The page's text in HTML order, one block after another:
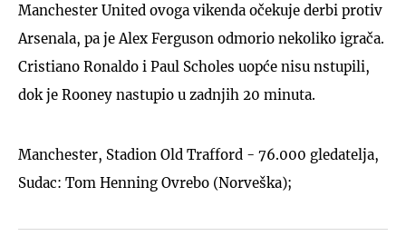
Manchester United ovoga vikenda očekuje derbi protiv
Arsenala, pa je Alex Ferguson odmorio nekoliko igrača.
Cristiano Ronaldo i Paul Scholes uopće nisu nstupili,
dok je Rooney nastupio u zadnjih 20 minuta.
Manchester, Stadion Old Trafford - 76.000 gledatelja,
Sudac: Tom Henning Ovrebo (Norveška);